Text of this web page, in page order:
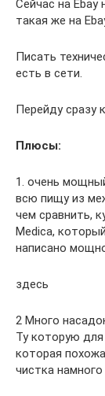
Сейчас на Ebay
такая же на
Писать
есть в сети.
Перейду сразу
Плюсы:
1. очень
всю пищу из
чем сравнить,
Medica,
написано
здесь
2 Много
Ту которую
которая
чистка